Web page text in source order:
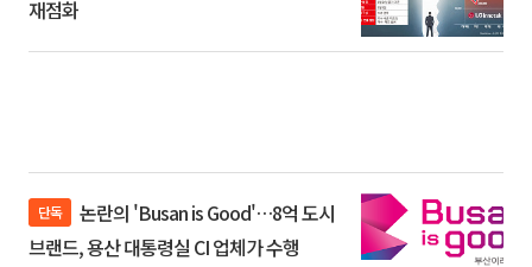
재점화
단독
브랜드, 용산 대통령실 CI 업체가 수행